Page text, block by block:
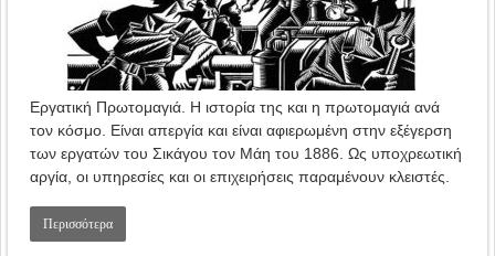
Εργατική Πρωτομαγιά. Η ιστορία της και η πρωτομαγιά ανά
τον κόσμο. Είναι απεργία και είναι αφιερωμένη στην εξέγερση
των εργατών του Σικάγου τον Μάη του 1886. Ως υποχρεωτική
αργία, οι υπηρεσίες και οι επιχειρήσεις παραμένουν κλειστές.
Περισσότερα